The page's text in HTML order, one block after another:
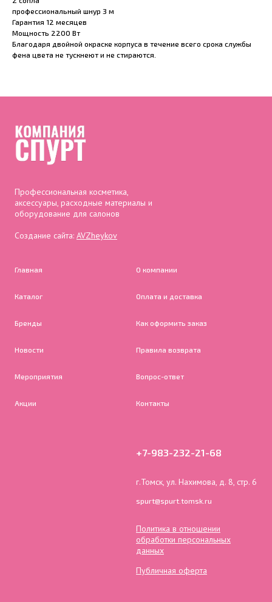
профессиональный шнур 3 м
Гарантия 12 месяцев
Мощность 2200 Вт
Благодаря двойной окраске корпуса в течение всего срока службы
фена цвета не тускнеют и не стираются.
Профессиональная косметика,
аксессуары, расходные материалы и
оборудование для салонов
Создание сайта: AVZheykov
Главная
Каталог
Бренды
Новости
Мероприятия
Акции
О компании
Оплата и доставка
Как оформить заказ
Правила возврата
Вопрос-ответ
Контакты
+7-983-232-21-68
г.Томск, ул. Нахимова, д. 8, стр. 6
spurt@spurt.tomsk.ru
Политика в отношении
обработки персональных
данных
Публичная оферта